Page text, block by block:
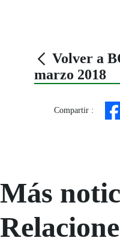
Volver a
marzo 2018
Compartir :
Más